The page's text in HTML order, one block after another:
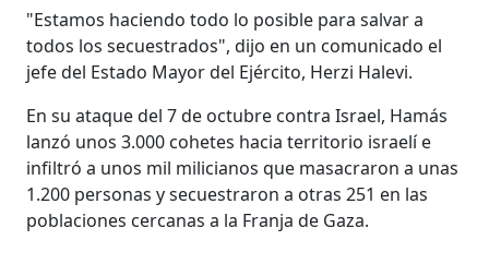
"Estamos haciendo todo lo posible para salvar a
todos los secuestrados", dijo en un comunicado el
jefe del Estado Mayor del Ejército, Herzi Halevi.
En su ataque del 7 de octubre contra Israel, Hamás
lanzó unos 3.000 cohetes hacia territorio israelí e
infiltró a unos mil milicianos que masacraron a unas
1.200 personas y secuestraron a otras 251 en las
poblaciones cercanas a la Franja de Gaza.